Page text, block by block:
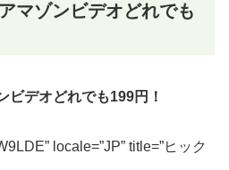
マゾンビデオどれでも
ビデオどれでも199円！
locale=”JP” title=”ヒック